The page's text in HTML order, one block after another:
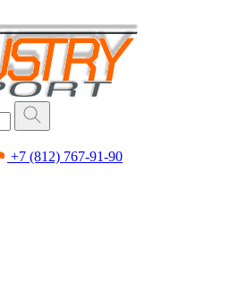
+7 (812) 767-91-90